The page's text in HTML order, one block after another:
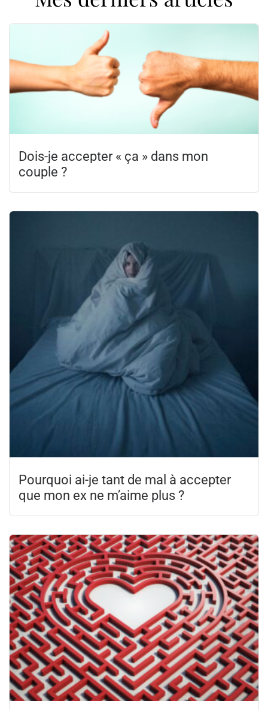
Dois-je accepter « ça » dans mon
couple ?
Pourquoi ai-je tant de mal à accepter
que mon ex ne m’aime plus ?